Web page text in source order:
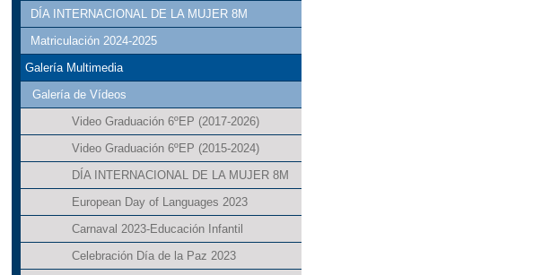
DÍA INTERNACIONAL DE LA MUJER 8M
Matriculación 2024-2025
Galería Multimedia
Galería de Vídeos
Video Graduación 6ºEP (2017-2026)
Video Graduación 6ºEP (2015-2024)
DÍA INTERNACIONAL DE LA MUJER 8M
European Day of Languages 2023
Carnaval 2023-Educación Infantil
Celebración Día de la Paz 2023